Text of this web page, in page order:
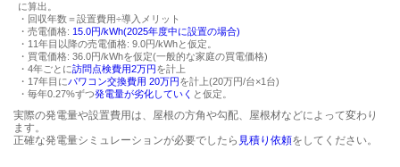
に算出。
・回収年数＝設置費用÷導入メリット
・売電価格: 15.0円/kWh(2025年度中に設置の場合)
・11年目以降の売電価格: 9.0円/kWhと仮定。
・買電価格: 36.0円/kWhを仮定(一般的な家庭の買電価格)
・4年ごとに訪問点検費用2万円を計上
・17年目にパワコン交換費用 20万円を計上(20万円/台×1台)
・毎年0.27%ずつ発電量が劣化していく と仮定。
実際の発電量や設置費用は、屋根の方角や勾配、屋根材などによって変わり
ます。
正確な発電量シミュレーションが必要でしたら 見積り依頼をしてください。